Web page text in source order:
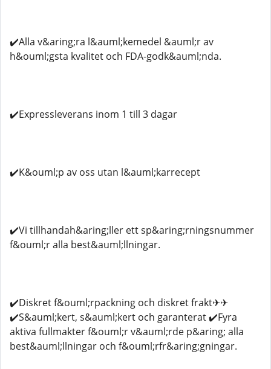
✔️Alla v&aring;ra l&auml;kemedel &auml;r av
h&ouml;gsta kvalitet och FDA-godk&auml;nda.
✔️Expressleverans inom 1 till 3 dagar
✔️K&ouml;p av oss utan l&auml;karrecept
✔️Vi tillhandah&aring;ller ett sp&aring;rningsnummer
f&ouml;r alla best&auml;llningar.
✔️Diskret f&ouml;rpackning och diskret frakt✈✈
✔️S&auml;kert, s&auml;kert och garanterat ✔️Fyra
aktiva fullmakter f&ouml;r v&auml;rde p&aring; alla
best&auml;llningar och f&ouml;rfr&aring;gningar.